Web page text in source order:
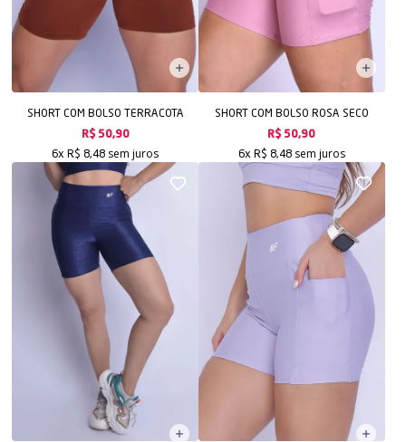
SHORT COM BOLSO TERRACOTA
R$ 50,90
6x R$ 8,48 sem juros
SHORT COM BOLSO ROSA SECO
R$ 50,90
6x R$ 8,48 sem juros